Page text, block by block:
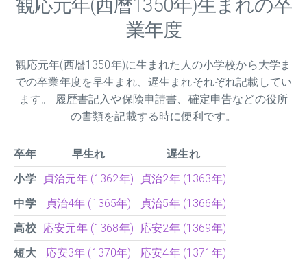
観応元年(西暦1350年)生まれの卒
業年度
観応元年(西暦1350年)に生まれた人の小学校から大学ま
での卒業年度を早生まれ、遅生まれそれぞれ記載してい
ます。 履歴書記入や保険申請書、確定申告などの役所
の書類を記載する時に便利です。
卒年 早生れ
遅生れ
小学
貞治元年 (1362年)
貞治2年 (1363年)
中学
貞治4年 (1365年)
貞治5年 (1366年)
高校 応安元年 (1368年)
応安2年 (1369年)
短大
応安3年 (1370年)
応安4年 (1371年)